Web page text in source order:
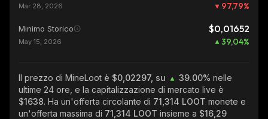
Mar 28, 2026 97,79%
Minimo Storico $0,01652
May 15, 2026 39,04%
Il prezzo di MineLoot è $0,02297, su 39.00% nelle
ultime 24 ore, e la capitalizzazione di mercato live è
$1638. Ha un'offerta circolante di 71,314 LOOT monete e
un'offerta massima di 71,314 LOOT insieme a $16,29